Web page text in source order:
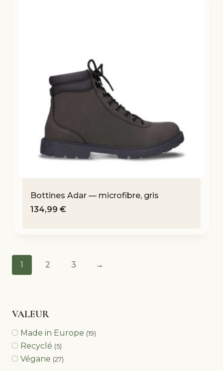
Bottines Adar — microfibre, gris
134,99 €
1 2 3 →
VALEUR
Made in Europe (19)
Recyclé (5)
Végane (27)